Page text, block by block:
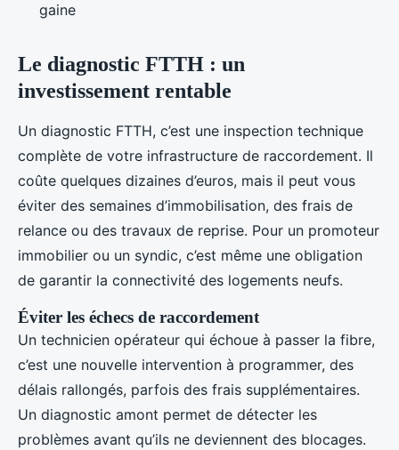
gaine
Le diagnostic FTTH : un
investissement rentable
Un diagnostic FTTH, c’est une inspection technique
complète de votre infrastructure de raccordement. Il
coûte quelques dizaines d’euros, mais il peut vous
éviter des semaines d’immobilisation, des frais de
relance ou des travaux de reprise. Pour un promoteur
immobilier ou un syndic, c’est même une obligation
de garantir la connectivité des logements neufs.
Éviter les échecs de raccordement
Un technicien opérateur qui échoue à passer la fibre,
c’est une nouvelle intervention à programmer, des
délais rallongés, parfois des frais supplémentaires.
Un diagnostic amont permet de détecter les
problèmes avant qu’ils ne deviennent des blocages.